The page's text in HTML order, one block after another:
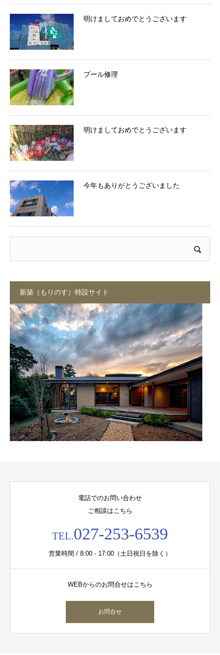
明けましておめでとうございます
プール修理
明けましておめでとうございます
今年もありがとうございました
新築（もりのす）特設サイト
電話でのお問い合わせ
ご相談はこちら
TEL.027-253-6539
営業時間 / 8:00 - 17:00（土日祝日を除く）
WEBからのお問合せはこちら
お問合せ